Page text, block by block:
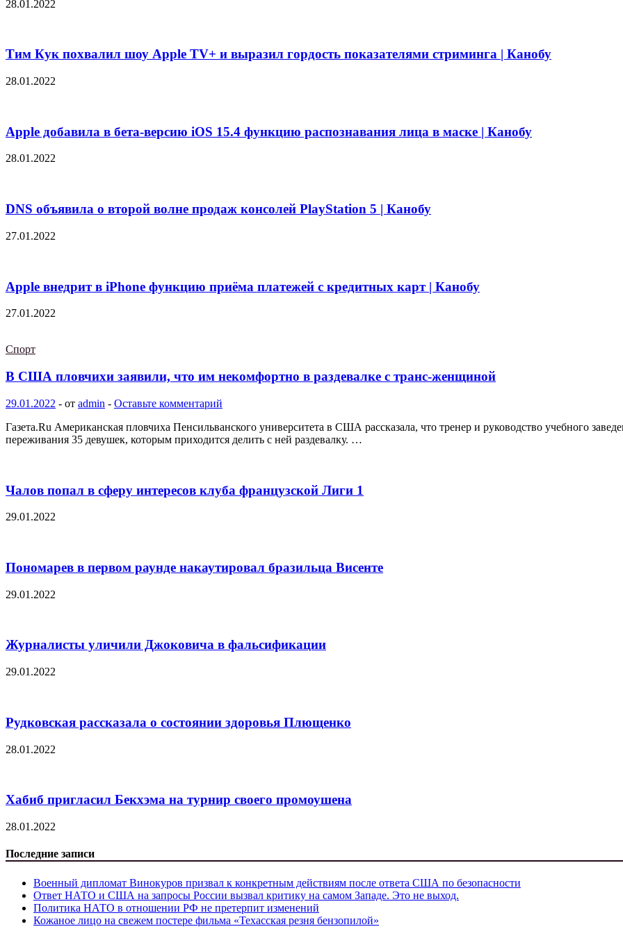
28.01.2022
Тим Кук похвалил шоу Apple TV+ и выразил гордость показателями стриминга | Канобу
28.01.2022
Apple добавила в бета-версию iOS 15.4 функцию распознавания лица в маске | Канобу
28.01.2022
DNS объявила о второй волне продаж консолей PlayStation 5 | Канобу
27.01.2022
Apple внедрит в iPhone функцию приёма платежей с кредитных карт | Канобу
27.01.2022
Спорт
В США пловчихи заявили, что им некомфортно в раздевалке с транс-женщиной
29.01.2022 - от admin - Оставьте комментарий
Газета.Ru Американская пловчиха Пенсильванского университета в США рассказала, что тренер и руководство учебного
переживания 35 девушек, которым приходится делить с ней раздевалку. …
Чалов попал в сферу интересов клуба французской Лиги 1
29.01.2022
Пономарев в первом раунде накаутировал бразильца Висенте
29.01.2022
Журналисты уличили Джоковича в фальсификации
29.01.2022
Рудковская рассказала о состоянии здоровья Плющенко
28.01.2022
Хабиб пригласил Бекхэма на турнир своего промоушена
28.01.2022
Последние записи
Военный дипломат Винокуров призвал к конкретным действиям после ответа США по безопасности
Ответ НАТО и США на запросы России вызвал критику на самом Западе. Это не выход.
Политика НАТО в отношении РФ не претерпит изменений
Кожаное лицо на свежем постере фильма «Техасская резня бензопилой»